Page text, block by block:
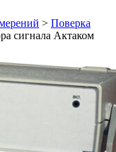
> Поверка
сигнала Актаком